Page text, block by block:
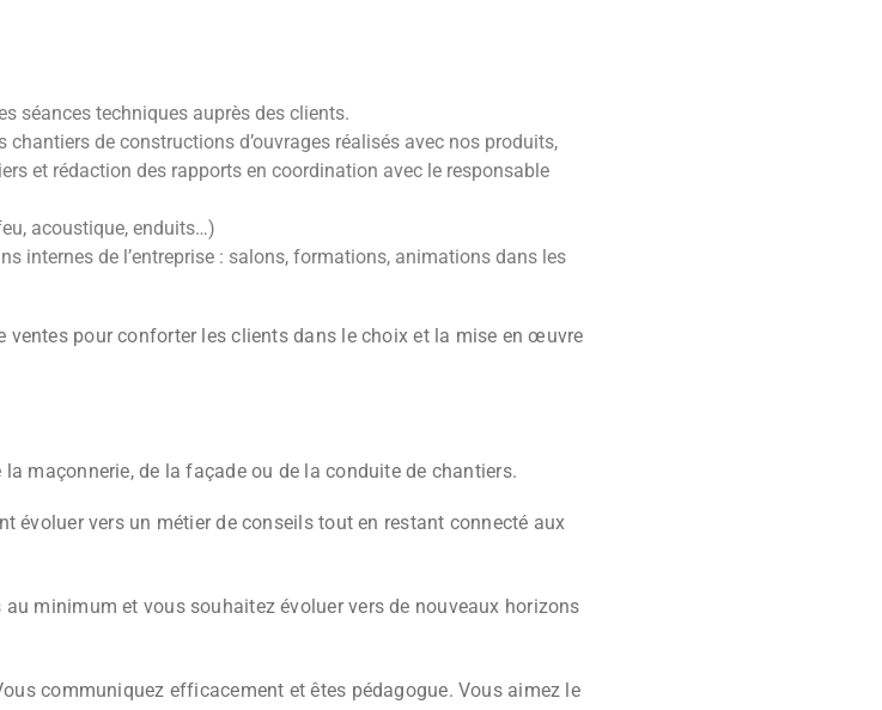
séances techniques auprès des clients.
de constructions d’ouvrages réalisés avec nos produits,
et rédaction des rapports en coordination avec le responsable
acoustique, enduits…)
internes de l’entreprise : salons, formations, animations dans les
pour conforter les clients dans le choix et la mise en œuvre
maçonnerie, de la façade ou de la conduite de chantiers.
évoluer vers un métier de conseils tout en restant connecté aux
minimum et vous souhaitez évoluer vers de nouveaux horizons
communiquez efficacement et êtes pédagogue. Vous aimez le